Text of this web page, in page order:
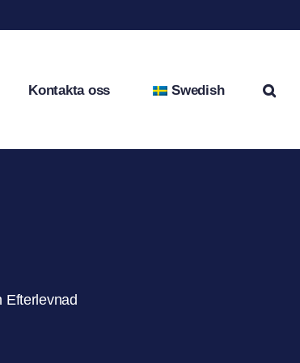
Kontakta oss Swedish
Efterlevnad